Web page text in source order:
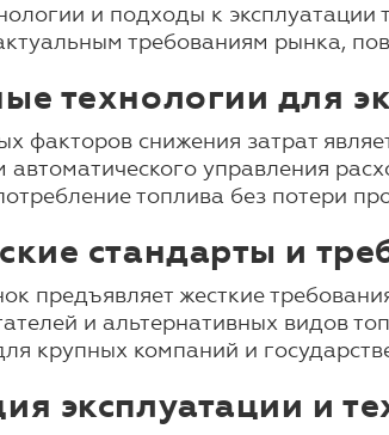
и подходы к
требованиям рынка,
технологии для
факторов снижения затрат
автоматического управления
топлива без потери
стандарты и
предъявляет жесткие
и альтернативных видов
крупных компаний и
эксплуатации и